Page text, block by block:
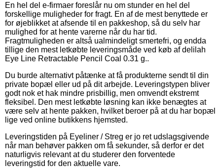
En hel del e-firmaer foreslår nu om stunder en hel del
forskellige muligheder for fragt. En af de mest benyttede er
for øjeblikket at afsende til en pakkeshop, så du selv har
mulighed for at hente varerne når du har tid.
Fragtmuligheden er altså ualmindeligt smertefri, og endda
tillige den mest letkøbte leveringsmåde ved køb af delilah
Eye Line Retractable Pencil Coal 0.31 g..
Du burde alternativt påtænke at få produkterne sendt til din
private bopæl eller ud på dit arbejde. Leveringstypen bliver
godt nok et hak mindre prisbillig, men omvendt ekstremt
fleksibel. Den mest letkøbte løsning kan ikke benægtes at
være selv at hente pakken, hvilket beroer på at du har bopæl
lige ved online butikkens hjemsted.
Leveringstiden på Eyeliner / Streg er jo ret udslagsgivende
når man behøver pakken om få sekunder, så derfor er det
naturligvis relevant at du studerer den forventede
leveringstid for den aktuelle vare.